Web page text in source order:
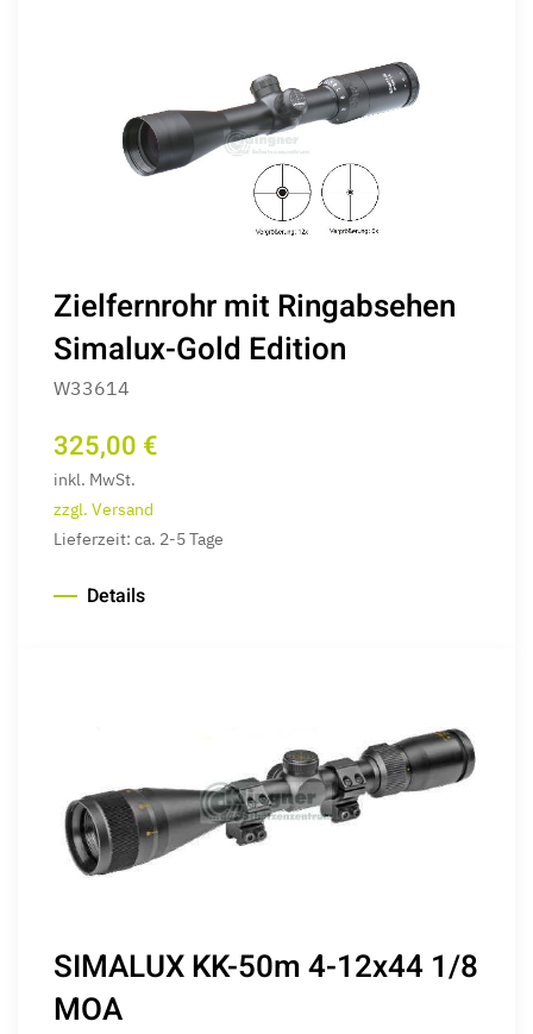
Zielfernrohr mit Ringabsehen
Simalux-Gold Edition
W33614
325,00 €
inkl. MwSt.
zzgl. Versand
Lieferzeit: ca. 2-5 Tage
Details
SIMALUX KK-50m 4-12x44 1/8
MOA